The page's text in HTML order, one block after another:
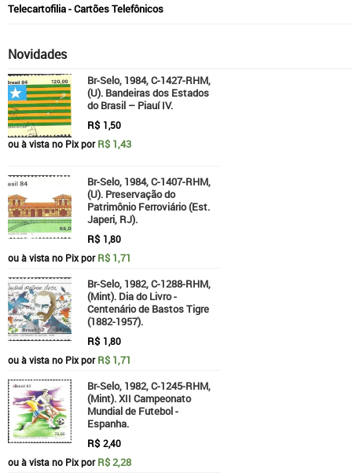
Telecartofilia - Cartões Telefônicos
Novidades
Br-Selo, 1984, C-1427-RHM,
(U). Bandeiras dos Estados
do Brasil – Piauí IV.
R$ 1,50
ou à vista no Pix porR$ 1,43
Br-Selo, 1984, C-1407-RHM,
(U). Preservação do
Patrimônio Ferroviário (Est.
Japeri, RJ).
R$ 1,80
ou à vista no Pix porR$ 1,71
Br-Selo, 1982, C-1288-RHM,
(Mint). Dia do Livro -
Centenário de Bastos Tigre
(1882-1957).
R$ 1,80
ou à vista no Pix porR$ 1,71
Br-Selo, 1982, C-1245-RHM,
(Mint). XII Campeonato
Mundial de Futebol -
Espanha.
R$ 2,40
ou à vista no Pix porR$ 2,28